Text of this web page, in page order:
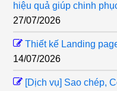
hiệu quả giúp chinh
27/07/2026
Thiết kế Landing
14/07/2026
[Dịch vụ] Sao chép,